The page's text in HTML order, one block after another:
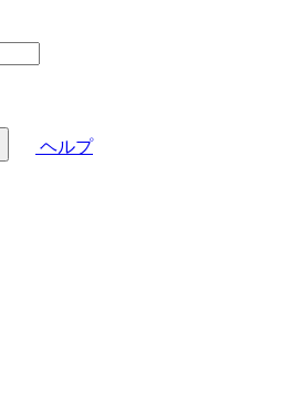
ヘルプ